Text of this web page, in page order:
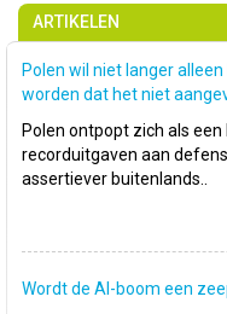
ARTIKELEN
Polen wil niet langer
worden dat het niet
Polen ontpopt zich als
recorduitgaven aan
assertiever buitenlands..
Wordt de AI-boom een